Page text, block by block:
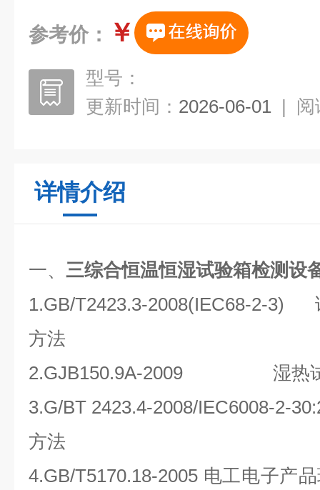
参考价： ￥
型号：
更新时间： 2026-06-01 | 阅
详情介绍
一、 三综合恒温恒湿试验箱检测设
1.GB/T2423.3-2008(IEC68-2-3)
方法
2.GJB150.9A-2009 湿热试
3.G/BT 2423.4-2008/IEC6008-2-
方法
4.GB/T5170.18-2005 电工电子产